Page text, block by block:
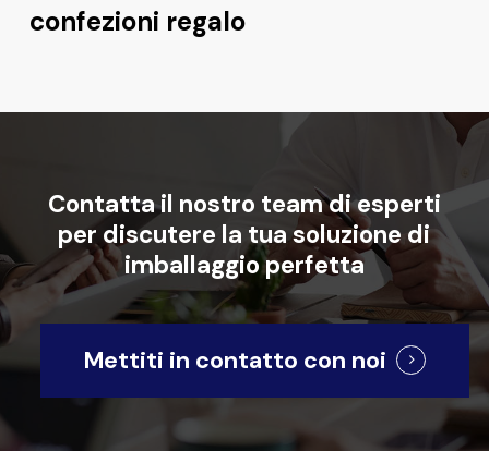
confezioni regalo
Contattail nostro teamdiesperti
per discutere la tuasoluzione di
imballaggio perfetta
Mettiti in contatto con noi